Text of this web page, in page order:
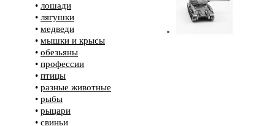
• лошади
• лягушки
• медведи
• мышки и крысы
• обезьяны
• профессии
• птицы
• разные животные
• рыбы
• рыцари
• свиньи